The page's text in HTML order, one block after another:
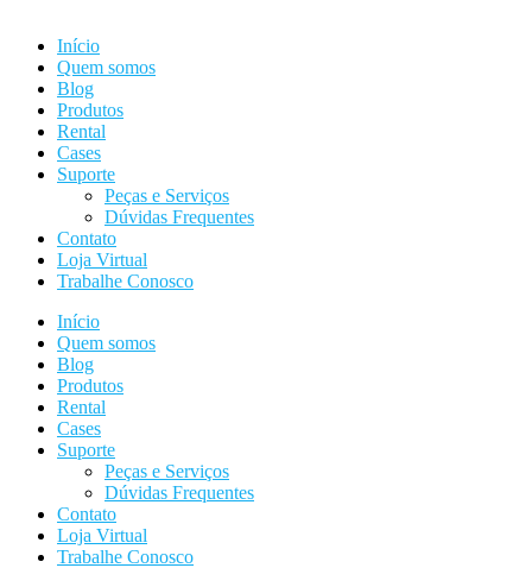
Início
Quem somos
Blog
Produtos
Rental
Cases
Suporte
Peças e Serviços
Dúvidas Frequentes
Contato
Loja Virtual
Trabalhe Conosco
Início
Quem somos
Blog
Produtos
Rental
Cases
Suporte
Peças e Serviços
Dúvidas Frequentes
Contato
Loja Virtual
Trabalhe Conosco